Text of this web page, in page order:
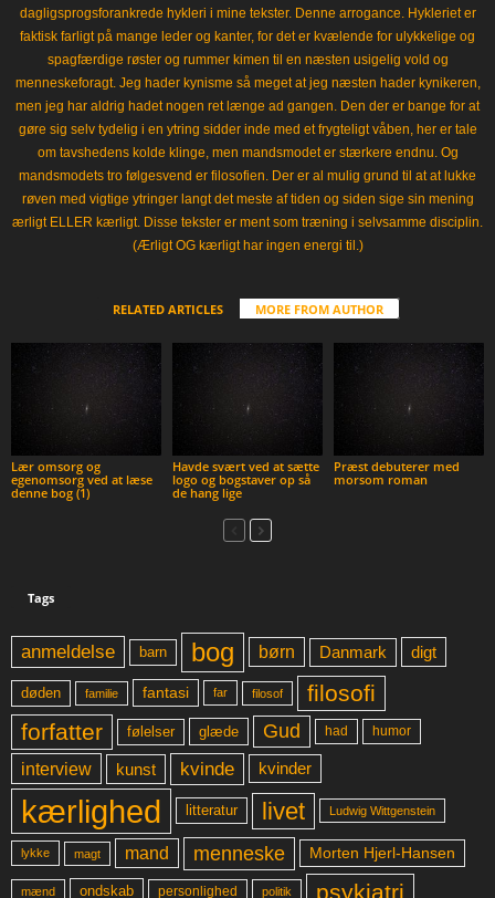
dagligsprogsforankrede hykleri i mine tekster. Denne arrogance. Hykleriet er
faktisk farligt på mange leder og kanter, for det er kvælende for ulykkelige og
spagfærdige røster og rummer kimen til en næsten usigelig vold og
menneskeforagt. Jeg hader kynisme så meget at jeg næsten hader kynikeren,
men jeg har aldrig hadet nogen ret længe ad gangen. Den der er bange for at
gøre sig selv tydelig i en ytring sidder inde med et frygteligt våben, her er tale
om tavshedens kolde klinge, men mandsmodet er stærkere endnu. Og
mandsmodets tro følgesvend er filosofien. Der er al mulig grund til at at lukke
røven med vigtige ytringer langt det meste af tiden og siden sige sin mening
ærligt ELLER kærligt. Disse tekster er ment som træning i selvsamme disciplin.
(Ærligt OG kærligt har ingen energi til.)
RELATED ARTICLES MORE FROM AUTHOR
Lær omsorg og
egenomsorg ved at læse
denne bog (1)
Havde svært ved at sætte
logo og bogstaver op så
de hang lige
Præst debuterer med
morsom roman
Tags
anmeldelse barn bog børn Danmark digt
døden familie fantasi far filosof
filosofi
forfatter
følelser glæde Gud had humor
interview kunst kvinde kvinder
kærlighed litteratur livet Ludwig Wittgenstein
lykke magt mand menneske Morten Hjerl-Hansen
mænd ondskab personlighed politik psykiatri